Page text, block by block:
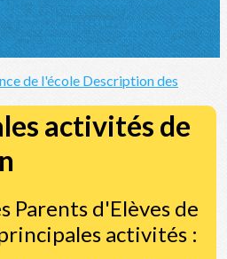
de l'école Description des
activités de
Parents d'Elèves de
activités :